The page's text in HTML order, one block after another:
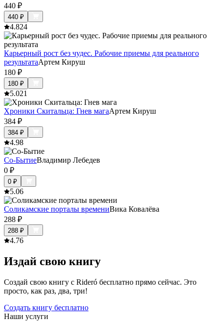
440 ₽
440 ₽
4.824
Карьерный рост без чудес. Рабочие приемы для реального
результатаАртем Кируш
180 ₽
180 ₽
5.021
Хроники Скитальца: Гнев магаАртем Кируш
384 ₽
384 ₽
4.98
Со-БытиеВладимир Лебедев
0 ₽
0 ₽
5.06
Соликамские порталы времениВика Ковалёва
288 ₽
288 ₽
4.76
Издай свою книгу
Создай свою книгу с Rideró бесплатно прямо сейчас. Это
просто, как раз, два, три!
Создать книгу бесплатно
Наши услуги